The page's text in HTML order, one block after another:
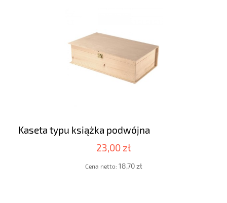
Kaseta typu książka podwójna
23,00 zł
Cena netto: 18,70 zł